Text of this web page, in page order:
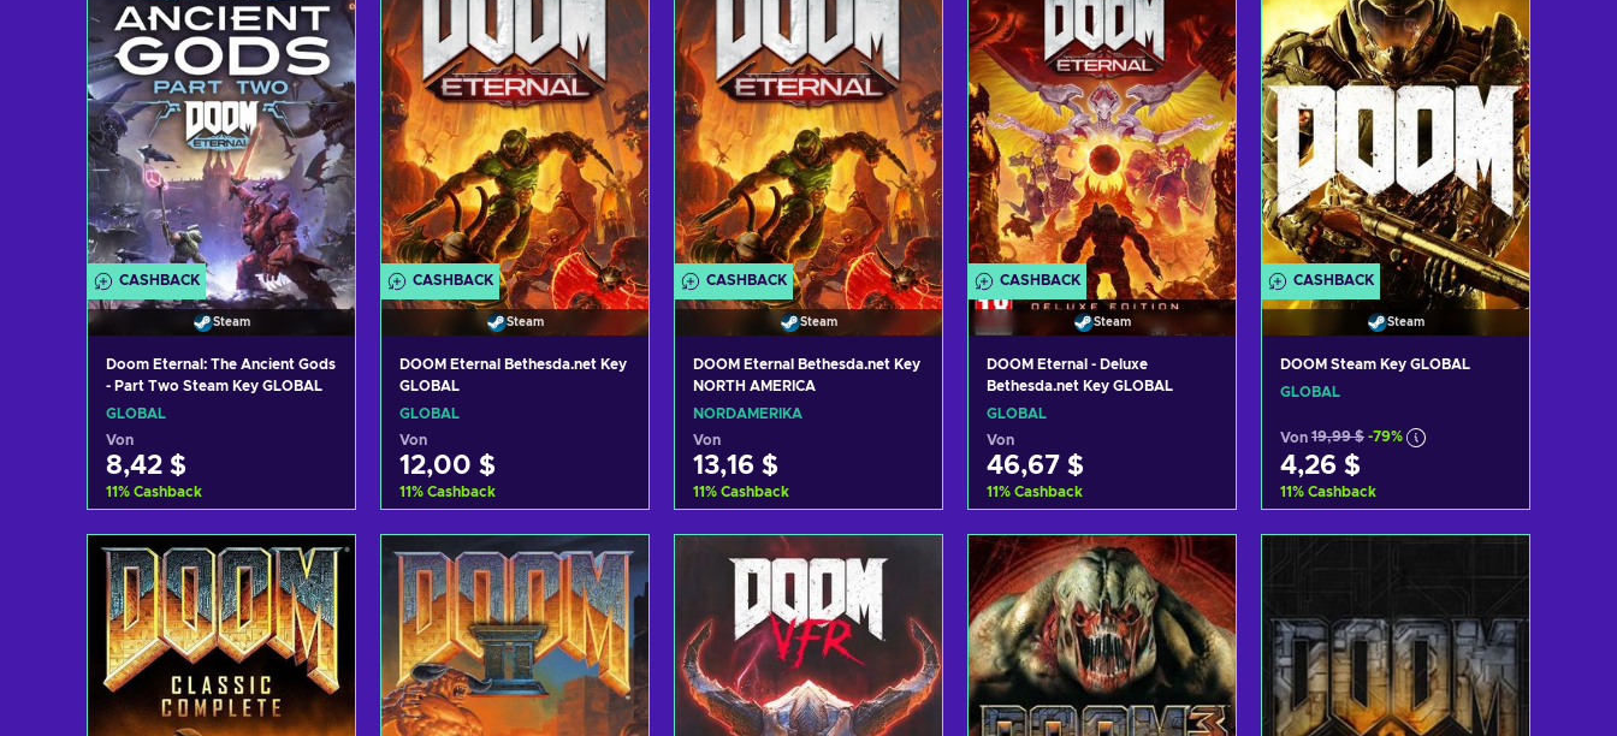
Angebote ansehen
Angebote ansehen
Angebote ansehen
Angebote ansehen
Angebote ansehen
CASHBACK
Steam
Doom Eternal: The Ancient Gods
- Part Two Steam Key GLOBAL
GLOBAL
Von
8,42 $
11% Cashback
Zum Warenkorb
hinzufügen
Angebote ansehen
CASHBACK
Steam
DOOM Eternal Bethesda.net Key
GLOBAL
GLOBAL
Von
12,00 $
11% Cashback
Zum Warenkorb
hinzufügen
Angebote ansehen
CASHBACK
Steam
DOOM Eternal Bethesda.net Key
NORTH AMERICA
NORDAMERIKA
Von
13,16 $
11% Cashback
Zum Warenkorb
hinzufügen
Angebote ansehen
CASHBACK
Steam
DOOM Eternal - Deluxe
Bethesda.net Key GLOBAL
GLOBAL
Von
46,67 $
11% Cashback
Zum Warenkorb
hinzufügen
Angebote ansehen
CASHBACK
Steam
DOOM Steam Key GLOBAL
GLOBAL
Von 19,99 $ -79%
4,26 $
11% Cashback
Zum Warenkorb